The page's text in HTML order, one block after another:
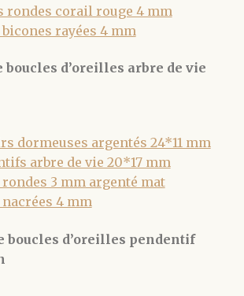
rondes corail rouge 4 mm
rayées 4 mm
boucles d’oreilles arbre de vie
dormeuses argentés 24*11 mm
arbre de vie 20*17 mm
3 mm argenté mat
4 mm
boucles d’oreilles pendentif